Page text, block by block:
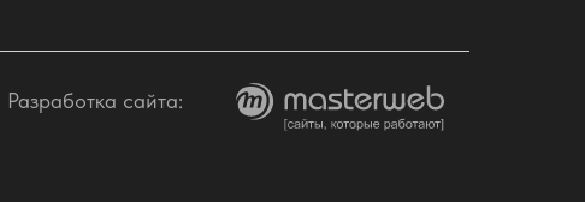
Разработка сайта: